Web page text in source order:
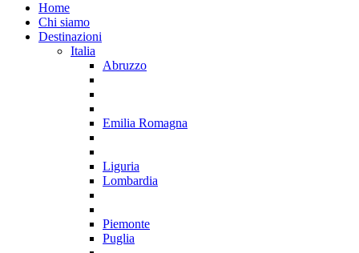
Home
Chi siamo
Destinazioni
Italia
Abruzzo
Emilia Romagna
Liguria
Lombardia
Piemonte
Puglia